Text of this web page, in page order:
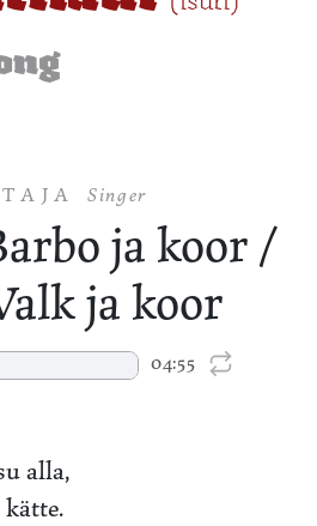
Singer
ja koor /
ja koor
04:55
alla,